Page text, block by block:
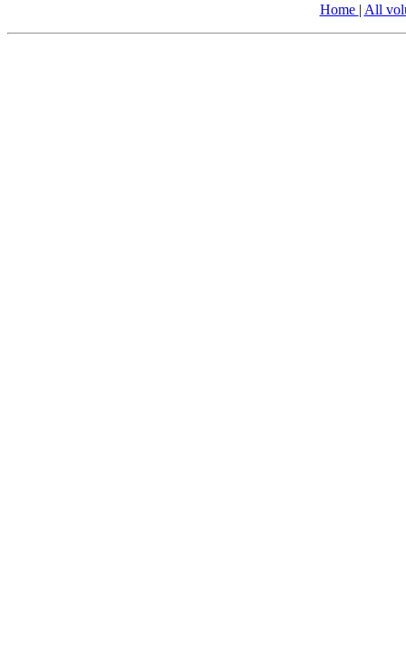
Home | All